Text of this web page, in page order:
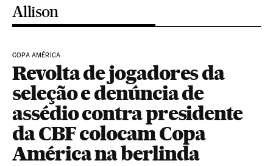
Allison
COPA AMÉRICA
Revolta de jogadores da
seleção e denúncia de
assédio contra presidente
da CBF colocam Copa
América na berlinda